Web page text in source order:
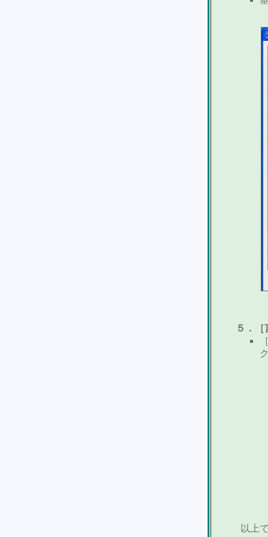
５．
以上で